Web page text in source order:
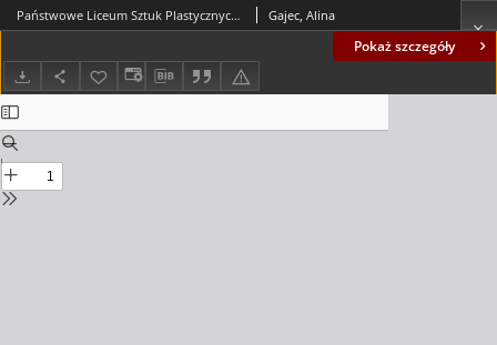
Pokaż szczegóły
Państwowe Liceum Sztuk Plastycznych w Zielonej Górze Gajec, Alina